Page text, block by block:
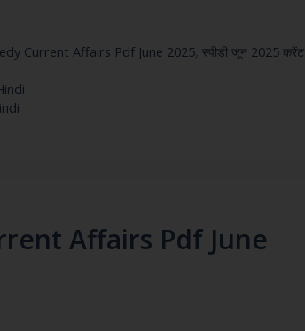
Current Affairs Pdf June 2025 ,स्पीडी जून 2025 करेंट
Affairs Pdf June